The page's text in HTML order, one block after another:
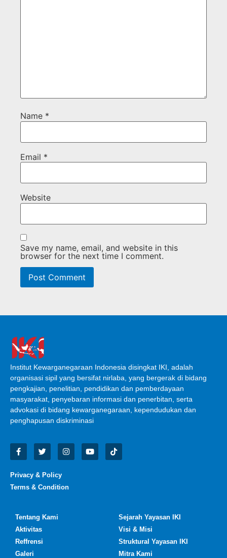
Name *
Email *
Website
Save my name, email, and website in this
browser for the next time I comment.
Institut Kewarganegaraan Indonesia disingkat IKI, adalah
organisasi sipil yang bersifat nirlaba, yang bergerak di bidang
pengkajian, penelitian, pendidikan dan pemberdayaan
masyarakat, penyebaran informasi dan penerbitan, serta
advokasi di bidang kewarganegaraan, kependudukan dan
penghapusan diskriminasi
Privacy & Policy
Terms & Condition
Tentang Kami
Aktivitas
Reffrensi
Galeri
Sejarah Yayasan IKI
Visi & Misi
Struktural Yayasan IKI
Mitra Kami